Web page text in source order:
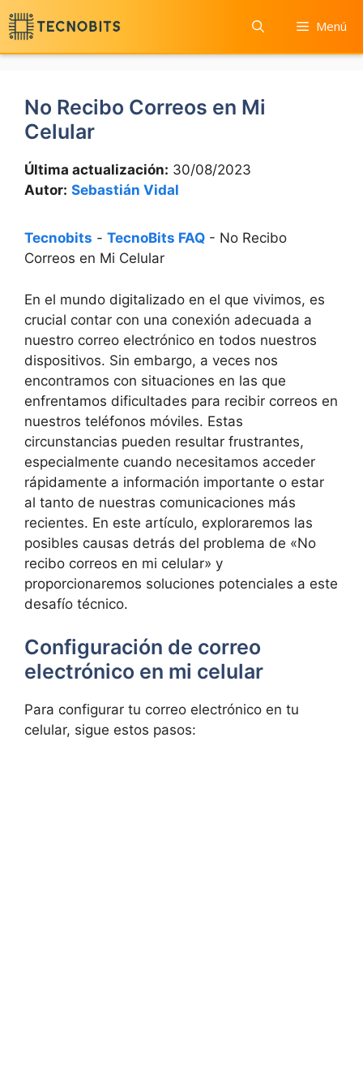
Saltar
al
contenido
Menú
No Recibo Correos en Mi
Celular
Última actualización: 30/08/2023
Autor: Sebastián Vidal
Tecnobits - TecnoBits FAQ - No Recibo
Correos en Mi Celular
En el⁣ mundo digitalizado‌ en el ‌que ⁣vivimos, es
‍crucial contar con una‌ conexión adecuada a
nuestro correo electrónico en todos nuestros
dispositivos. Sin embargo,⁢ a veces nos‌
encontramos con situaciones en las ‍que
enfrentamos dificultades para recibir correos en
nuestros teléfonos ‍móviles. Estas
circunstancias pueden⁢ resultar frustrantes,
especialmente cuando necesitamos acceder
rápidamente ‌a ⁢información‌ importante o estar⁣
al tanto de nuestras comunicaciones ​más
recientes.⁤ En este ​artículo, exploraremos las
posibles causas⁤ detrás del problema de⁤ «No
recibo correos en mi celular» y
proporcionaremos soluciones ‌potenciales a este
desafío técnico.
Configuración de correo
electrónico⁣ en mi celular
Para configurar ⁤tu correo electrónico en tu
celular, sigue⁢ estos⁤ pasos: